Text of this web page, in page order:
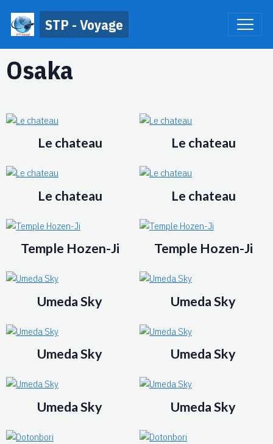
STP - Voyage
Osaka
Le chateau Le chateau
Le chateau Le chateau
Temple Hozen-Ji Temple Hozen-Ji
Umeda Sky Umeda Sky
Umeda Sky Umeda Sky
Umeda Sky Umeda Sky